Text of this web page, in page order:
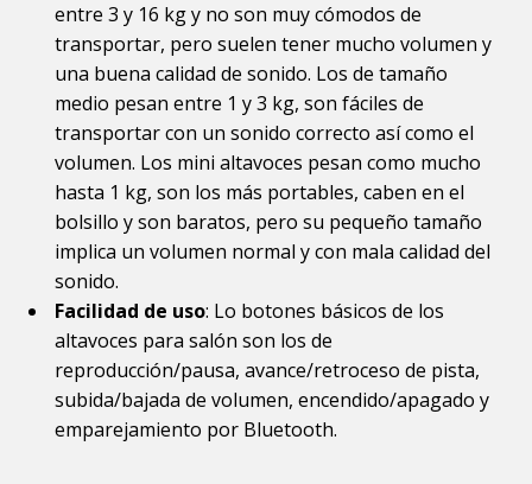
entre 3 y 16 kg y no son muy cómodos de
transportar, pero suelen tener mucho volumen y
una buena calidad de sonido. Los de tamaño
medio pesan entre 1 y 3 kg, son fáciles de
transportar con un sonido correcto así como el
volumen. Los mini altavoces pesan como mucho
hasta 1 kg, son los más portables, caben en el
bolsillo y son baratos, pero su pequeño tamaño
implica un volumen normal y con mala calidad del
sonido.
Facilidad de uso: Lo botones básicos de los
altavoces para salón son los de
reproducción/pausa, avance/retroceso de pista,
subida/bajada de volumen, encendido/apagado y
emparejamiento por Bluetooth.